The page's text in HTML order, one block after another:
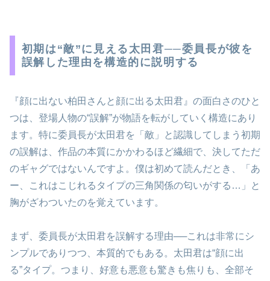
初期は“敵”に見える太田君──委員長が彼を
誤解した理由を構造的に説明する
『顔に出ない柏田さんと顔に出る太田君』の面白さのひと
つは、登場人物の“誤解”が物語を転がしていく構造にあり
ます。特に委員長が太田君を「敵」と認識してしまう初期
の誤解は、作品の本質にかかわるほど繊細で、決してただ
のギャグではないんですよ。僕は初めて読んだとき、「あ
ー、これはこじれるタイプの三角関係の匂いがする…」と
胸がざわついたのを覚えています。
まず、委員長が太田君を誤解する理由──これは非常にシ
ンプルでありつつ、本質的でもある。太田君は“顔に出
る”タイプ。つまり、好意も悪意も驚きも焦りも、全部そ